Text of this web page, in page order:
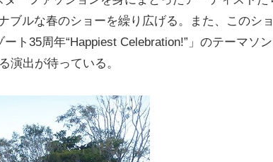
ブルな春のショーを繰り広げる。また、このシ
ト35周年“Happiest Celebration!”」のテーマソン
演出が待っている。